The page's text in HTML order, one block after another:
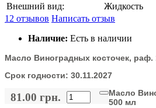
Внешний вид:
Жидкость
12 отзывов Написать отзыв
Наличие: Есть в наличии
Масло Виноградных косточек, раф.
Срок годности: 30.11.2027
81.00 грн.
Масло
500 мл